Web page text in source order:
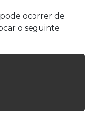
ocorrer de
o seguinte